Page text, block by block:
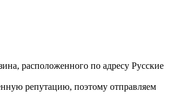
расположенного по адресу Русские
репутацию, поэтому отправляем